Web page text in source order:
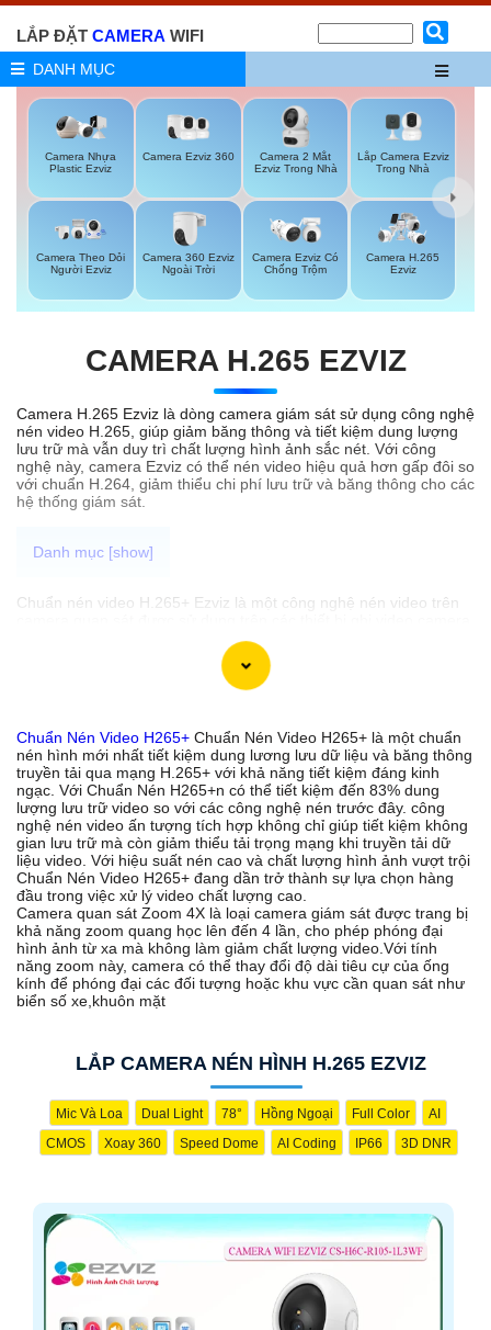
LẮP ĐẶT CAMERA WIFI
DANH MỤC
Camera Nhựa
Plastic Ezviz
Camera Ezviz 360
Camera 2 Mắt
Ezviz Trong Nhà
Lắp Camera Ezviz
Trong Nhà
Camera Theo Dỏi
Người Ezviz
Camera 360 Ezviz
Ngoài Trời
Camera Ezviz Có
Chống Trộm
Camera H.265
Ezviz
CAMERA H.265 EZVIZ
Camera H.265 Ezviz là dòng camera giám sát sử dụng công nghệ
nén video H.265, giúp giảm băng thông và tiết kiệm dung lượng
lưu trữ mà vẫn duy trì chất lượng hình ảnh sắc nét. Với công
nghệ này, camera Ezviz có thể nén video hiệu quả hơn gấp đôi so
với chuẩn H.264, giảm thiểu chi phí lưu trữ và băng thông cho các
hệ thống giám sát.
Chuẩn nén video H.265+ Ezviz là một công nghệ nén video trên
cao cấp là chip xử lý video thông minh . Công nghệ này cung cấp
khả năng nén video hiệu quả đến 83% giúp giảm dung lượng file
video mà vẫn duy trì chất lượng hình ảnh cao.
Với Chuẩn nén video H.265+ Ezviz có thể lưu trữ video dài hạn
nguyên, không bị giảm sút khi nén.
'
Chuẩn Nén Video H265+ Chuẩn Nén Video H265+ là một chuẩn
nén hình mới nhất tiết kiệm dung lương lưu dữ liệu và băng thông
truyền tải qua mạng H.265+ với khả năng tiết kiệm đáng kinh
ngạc. Với Chuẩn Nén H265+n có thể tiết kiệm đến 83% dung
lượng lưu trữ video so với các công nghệ nén trước đây. công
nghệ nén video ấn tượng tích hợp không chỉ giúp tiết kiệm không
gian lưu trữ mà còn giảm thiểu tải trọng mạng khi truyền tải dữ
liệu video. Với hiệu suất nén cao và chất lượng hình ảnh vượt trội
Chuẩn Nén Video H265+ đang dần trở thành sự lựa chọn hàng
đầu trong việc xử lý video chất lượng cao.
Camera quan sát Zoom 4X là loại camera giám sát được trang bị
khả năng zoom quang học lên đến 4 lần, cho phép phóng đại
hình ảnh từ xa mà không làm giảm chất lượng video.Với tính
năng zoom này, camera có thể thay đổi độ dài tiêu cự của ống
kính để phóng đại các đối tượng hoặc khu vực cần quan sát như
biển số xe,khuôn mặt
LẮP CAMERA NÉN HÌNH H.265 EZVIZ
Mic Và Loa Dual Light 78° Hồng Ngoại Full Color
AI
CMOS
Xoay 360 Speed Dome AI Coding IP66 3D DNR